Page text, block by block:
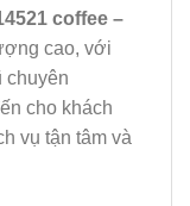
coffee –
cao, với
chuyên
cho khách
vụ tận tâm và